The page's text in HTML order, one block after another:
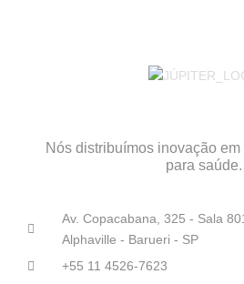
Nós distribuímos inovação
para saúde.
Av. Copacabana, 325 - Sala
Alphaville - Barueri - SP
+55 11 4526-7623